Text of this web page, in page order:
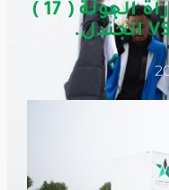
متجر #نجمة_عنيزة لمباراة الجولة ( 17 )